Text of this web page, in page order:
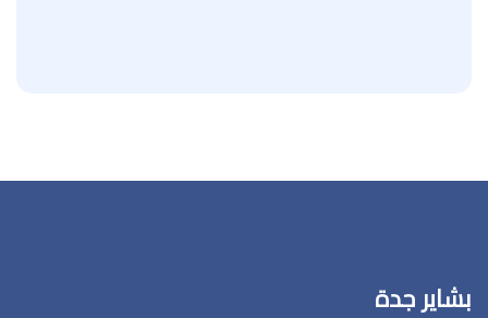
بشاير جدة